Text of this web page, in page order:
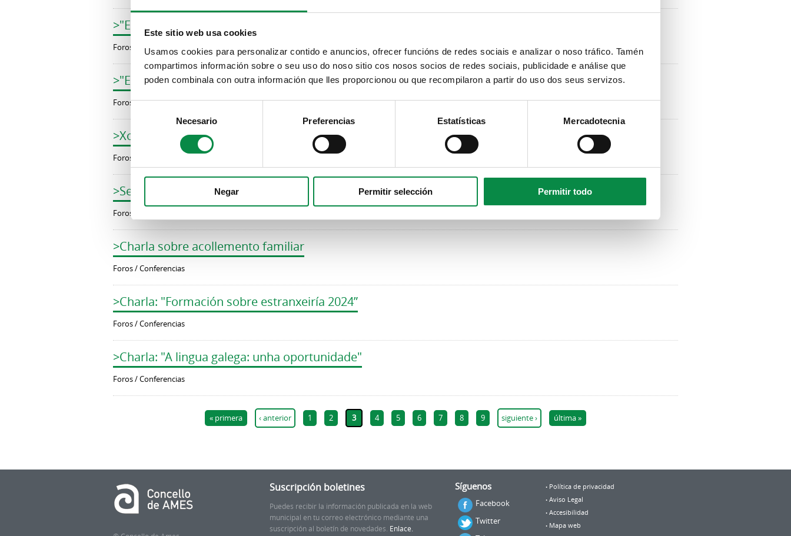
Este sitio web usa cookies
Usamos cookies para personalizar contido e anuncios, ofrecer funcións de redes sociais e analizar o noso tráfico. Tamén
compartimos información sobre o seu uso do noso sitio cos nosos socios de redes sociais, publicidade e análise que
poden combinala con outra información que lles proporcionou ou que recompilaron a partir do uso dos seus servizos.
Consent
Selection
Necesario Preferencias Estatísticas Mercadotecnia
Negar Permitir selección Permitir todo
>"Encontros co alcalde": Ameixenda
Foros / Conferencias
>"Encontros co alcalde": Agrón
Foros / Conferencias
>Xornada de emprendemento e emprego xuvenil
Foros / Conferencias
>Segundo congreso Parto de Min
Foros / Conferencias
>Charla sobre acollemento familiar
Foros / Conferencias
>Charla: "Formación sobre estranxeiría 2024”
Foros / Conferencias
>Charla: "A lingua galega: unha oportunidade"
Foros / Conferencias
« primera ‹ anterior 1 2 3 4 5 6 7 8 9 siguiente › última »
Suscripción boletines
Puedes recibir la información publicada en la web
municipal en tu correo electrónico mediante una
suscripción al boletín de novedades. Enlace.
Síguenos
Facebook
Twitter
Política de privacidad
Aviso Legal
Accesibilidad
Mapa web